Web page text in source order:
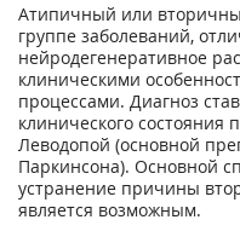
Атипичный или
группе заболеваний,
нейродегенеративное
клиническими
процессами. Диагноз
клинического состояния
Леводопой (основной
Паркинсона). Основной
устранение причины
является возможным.